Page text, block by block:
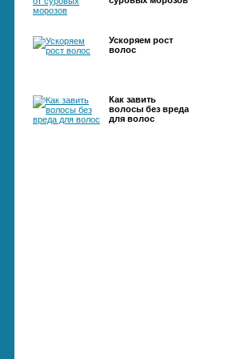
Ускоряем рост
волос
Как завить
волосы без вреда
для волос